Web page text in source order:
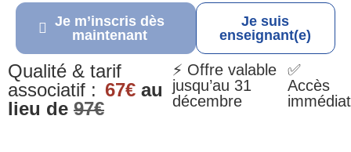
Je m’inscris dès
maintenant
Je suis
enseignant(e)
Qualité & tarif
associatif : 67€ au
lieu de 97€
⚡ Offre valable
jusqu’au 31
décembre
✅
Accès
immédiat